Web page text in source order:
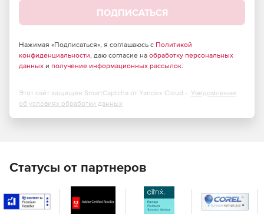
Установка на 10-14 устройств.
операционных системах и приложениях, что снижает
поверхность атаки.
и программного обеспечения, экономя время ИТ-
администраторов.
Шифрование данных для предотвращения утечки
информации с потерянных или украденных устройств.
Усиленный контроль устройств и веб-контроль для
ПОДПИСАТЬСЯ
Нажимая «Подписаться», я соглашаюсь с Политикой
конфиденциальности, даю согласие на обработку персональных
данных и получение информационных рассылок.
Этот сайт защищен SmartCaptcha от Yandex Cloud - Уведомление
об условиях обработки данных
Статусы от партнеров